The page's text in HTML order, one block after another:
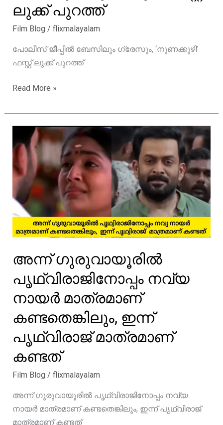
ലുക്ക്‌ പുറത്ത്
Film Blog / flixmalayalam
പോലീസ് ജീപ്പിൽ ബേസിലും ഗ്രേസും, ‘നുണക്കുഴി’
ഫസ്റ്റ് ലുക്ക്‌ പുറത്ത്
പോലീസ്
ബേസിലും
ഗ്രേസും,
‘നുണക്കുഴി’
ഫസ്റ്റ്
ലുക്ക്‌
പുറത്ത്
Read More »
അന്ന് ഗുരുവായൂരിൽ
പൃഥ്വിരാജിനോപ്പം നവ്യ
നായർ മാത്രമാണ്
കണ്ടതെങ്കിലും, ഇന്ന്
പൃഥ്വിരാജ് മാത്രമാണ്
കണ്ടത്
Film Blog / flixmalayalam
അന്ന് ഗുരുവായൂരിൽ പൃഥ്വിരാജിനോപ്പം നവ്യ
നായർ മാത്രമാണ് കണ്ടതെങ്കിലും, ഇന്ന് പൃഥ്വിരാജ്
മാത്രമാണ് കണ്ടത്